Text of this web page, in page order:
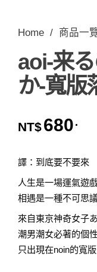
Home / 商品一
aoi-来
か-寬版
NT$680 .
譯：到底要不要來
人生是一場運氣遊戲
相遇是一種不可思
來自東京神奇女子
潮男潮女必著的個
只出現在noin的寬